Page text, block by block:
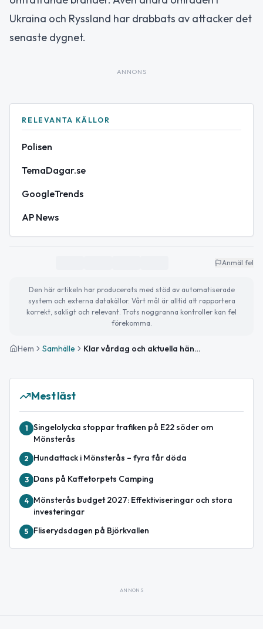
Ukraina och Ryssland har drabbats av attacker det
senaste dygnet.
ANNONS
RELEVANTA KÄLLOR
Polisen
TemaDagar.se
GoogleTrends
AP News
Anmäl fel
Den här artikeln har producerats med stöd av automatiserade
system och externa datakällor. Vårt mål är alltid att rapportera
korrekt, sakligt och relevant. Trots noggranna kontroller kan fel
förekomma.
Hem Samhälle Klar vårdag och aktuella händelser i Mönsterås
Mest läst
1
Singelolycka stoppar trafiken på E22 söder om
Mönsterås
2 Hundattack i Mönsterås – fyra får döda
3 Dans på Kaffetorpets Camping
4
Mönsterås budget 2027: Effektiviseringar och stora
investeringar
5 Fliserydsdagen på Björkvallen
ANNONS